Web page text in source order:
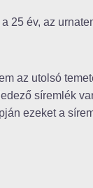
25 év, az
az utolsó
síremlék
ezeket a